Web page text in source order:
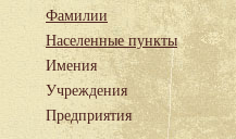
Фамилии
Населенные пункты
Имения
Учреждения
Предприятия